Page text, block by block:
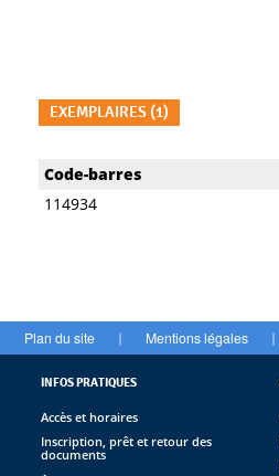
EXEMPLAIRES (1)
Liste des exemplaires
Code-barres
114934
Plan du site | Mentions légales |
INFOS PRATIQUES
Accès et horaires
Inscription, prêt et retour des
documents